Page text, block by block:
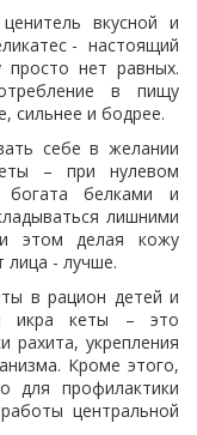
вкусной и
- настоящий
просто нет равных.
в пищу
сильнее и бодрее.
себе в желании
– при нулевом
богата белками и
лишними
этом делая кожу
лица - лучше.
в рацион детей и
икра кеты – это
рахита, укрепления
Кроме этого,
для профилактики
центральной